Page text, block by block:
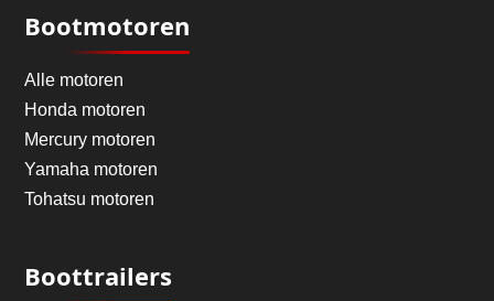
Bootmotoren
Alle motoren
Honda motoren
Mercury motoren
Yamaha motoren
Tohatsu motoren
Boottrailers